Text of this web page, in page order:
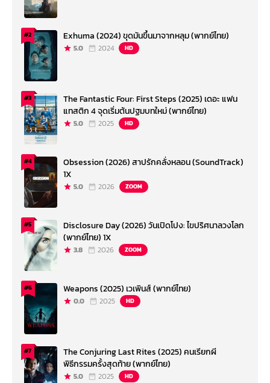
#2 Exhuma (2024) ขุดมันขึ้นมาจากหลุม (พากย์ไทย)
5.0 2024 HD
#3
The Fantastic Four: First Steps (2025) เดอะ แฟน
แทสติก 4 จุดเริ่มต้นปฐมบทใหม่ (พากย์ไทย)
5.0 2025 HD
#4
Obsession (2026) สาปรักคลั่งหลอน (SoundTrack)
1X
5.0 2026 ZOOM
#5
Disclosure Day (2026) วันเปิดโปง: ไขปริศนาลวงโลก
(พากย์ไทย) 1X
3.8 2026 ZOOM
#6 Weapons (2025) เวเพินส์ (พากย์ไทย)
0.0 2025 HD
#7
The Conjuring Last Rites (2025) คนเรียกผี
พิธีกรรมครั้งสุดท้าย (พากย์ไทย)
5.0 2025 HD